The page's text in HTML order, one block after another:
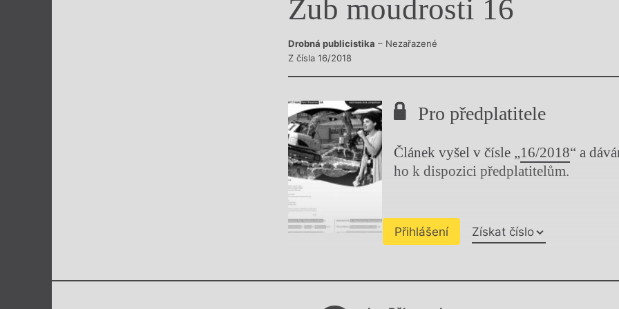
Výroční cenyZub moudrosti 16
Drobná publicistika – Nezařazené
Z čísla 16/2018
Pro předplatitele
Článek vyšel v čísle „16/2018“ a
ho k dispozici předplatitelům.
Přihlášení Získat číslo
Chviličku.